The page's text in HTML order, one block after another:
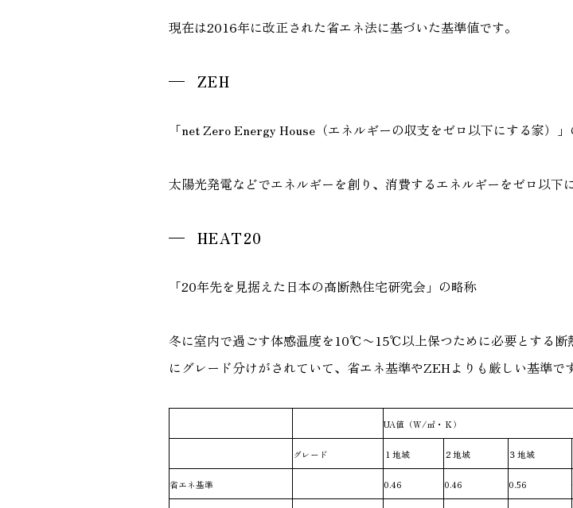
現在は2016年に改正された省エネ法に基づいた基準値です。
ZEH
「net Zero Energy House（エネルギーの収支をゼロ以下にする家）
太陽光発電などでエネルギーを創り、消費するエネルギーをゼロ以下
HEAT20
「20年先を見据えた日本の高断熱住宅研究会」の略称
冬に室内で過ごす体感温度を10℃〜15℃以上保つために必要とする断
にグレード分けがされていて、省エネ基準やZEHよりも厳しい基準で
UA値（Ｗ/㎡・Ｋ）
グレード １地域 ２地域 ３地域
省エネ基準 0.46 0.46 0.56